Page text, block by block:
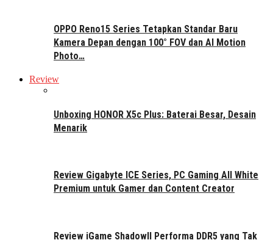
OPPO Reno15 Series Tetapkan Standar Baru
Kamera Depan dengan 100° FOV dan AI Motion
Photo…
Review
Unboxing HONOR X5c Plus: Baterai Besar, Desain
Menarik
Review Gigabyte ICE Series, PC Gaming All White
Premium untuk Gamer dan Content Creator
Review iGame ShadowII Performa DDR5 yang Tak